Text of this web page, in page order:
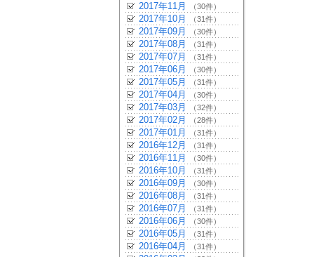
2017年11月 （30件）
2017年10月 （31件）
2017年09月 （30件）
2017年08月 （31件）
2017年07月 （31件）
2017年06月 （30件）
2017年05月 （31件）
2017年04月 （30件）
2017年03月 （32件）
2017年02月 （28件）
2017年01月 （31件）
2016年12月 （31件）
2016年11月 （30件）
2016年10月 （31件）
2016年09月 （30件）
2016年08月 （31件）
2016年07月 （31件）
2016年06月 （30件）
2016年05月 （31件）
2016年04月 （31件）